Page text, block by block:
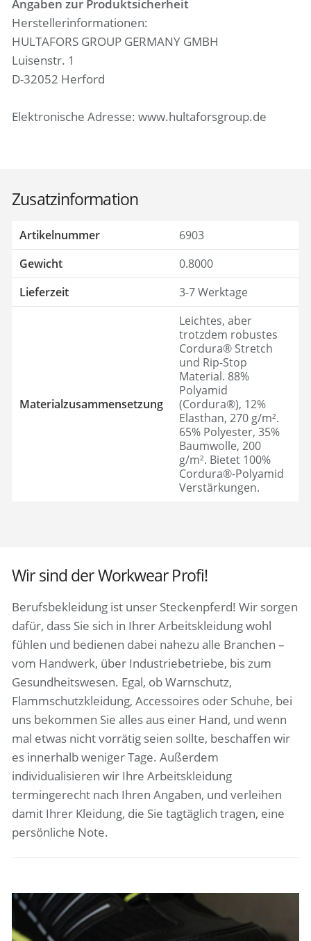
Angaben zur Produktsicherheit
Herstellerinformationen:
HULTAFORS GROUP GERMANY GMBH
Luisenstr. 1
D-32052 Herford
Elektronische Adresse: www.hultaforsgroup.de
Zusatzinformation
Artikelnummer
6903
Gewicht
0.8000
Lieferzeit
3-7 Werktage
Materialzusammensetzung
Leichtes, aber
trotzdem robustes
Cordura® Stretch
und Rip-Stop
Material. 88%
Polyamid
(Cordura®), 12%
Elasthan, 270 g/m².
65% Polyester, 35%
Baumwolle, 200
g/m². Bietet 100%
Cordura®-Polyamid
Verstärkungen.
Wir sind der Workwear Profi!
Berufsbekleidung ist unser Steckenpferd! Wir sorgen
dafür, dass Sie sich in Ihrer Arbeitskleidung wohl
fühlen und bedienen dabei nahezu alle Branchen –
vom Handwerk, über Industriebetriebe, bis zum
Gesundheitswesen. Egal, ob Warnschutz,
Flammschutzkleidung, Accessoires oder Schuhe, bei
uns bekommen Sie alles aus einer Hand, und wenn
mal etwas nicht vorrätig seien sollte, beschaffen wir
es innerhalb weniger Tage. Außerdem
individualisieren wir Ihre Arbeitskleidung
termingerecht nach Ihren Angaben, und verleihen
damit Ihrer Kleidung, die Sie tagtäglich tragen, eine
persönliche Note.